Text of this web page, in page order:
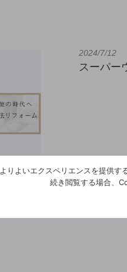
2024/7/12
スーパー
よりよいエクスペリエンスを提供す
続き閲覧する場合、